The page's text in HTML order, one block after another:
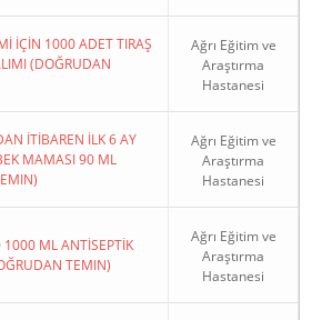
İÇİN 1000 ADET TIRAŞ
(DOĞRUDAN
Ağrı Eğitim ve
Araştırma
Hastanesi
İTİBAREN İLK 6 AY
MAMASI 90 ML
Ağrı Eğitim ve
Araştırma
Hastanesi
1000 ML ANTİSEPTİK
TEMIN)
Ağrı Eğitim ve
Araştırma
Hastanesi